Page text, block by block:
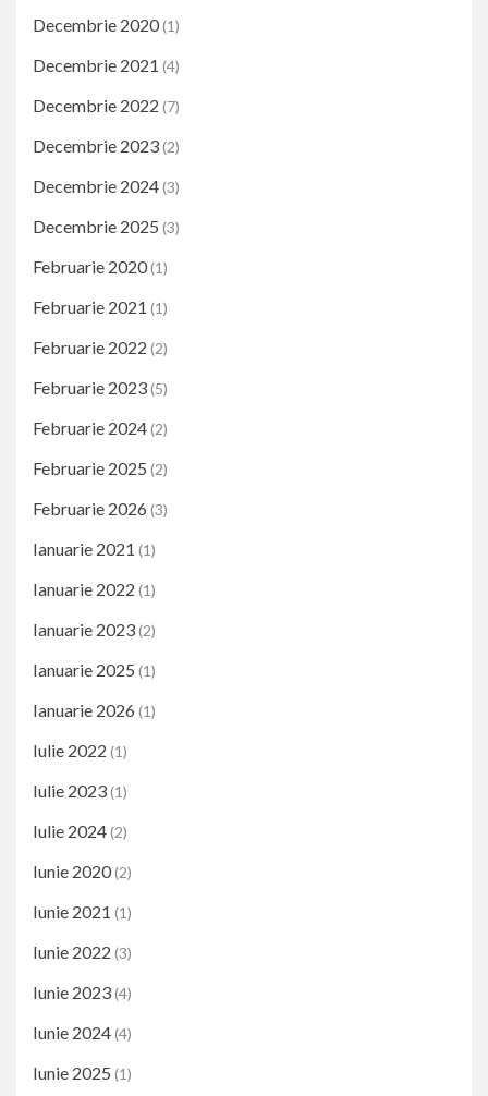
Decembrie 2020(1)
Decembrie 2021 (4)
Decembrie 2022 (7)
Decembrie 2023(2)
Decembrie 2024(3)
Decembrie 2025 (3)
Februarie 2020(1)
Februarie 2021 (1)
Februarie 2022 (2)
Februarie 2023(5)
Februarie 2024(2)
Februarie 2025 (2)
Februarie 2026 (3)
Ianuarie 2021 (1)
Ianuarie 2022 (1)
Ianuarie 2023(2)
Ianuarie 2025 (1)
Ianuarie 2026 (1)
Iulie 2022 (1)
Iulie 2023(1)
Iulie 2024(2)
Iunie 2020(2)
Iunie 2021 (1)
Iunie 2022 (3)
Iunie 2023(4)
Iunie 2024(4)
Iunie 2025 (1)